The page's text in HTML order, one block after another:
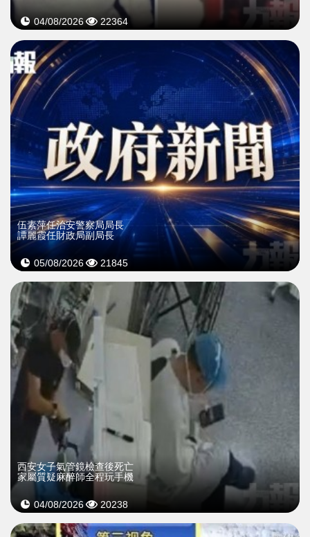
04/08/2026 22364
伍素萍任治安警察局局長
譚麗霞任財政局副局長
05/08/2026 21845
西安女子氣管鏡檢查後死亡
家屬質疑麻醉師全程玩手機
04/08/2026 20238